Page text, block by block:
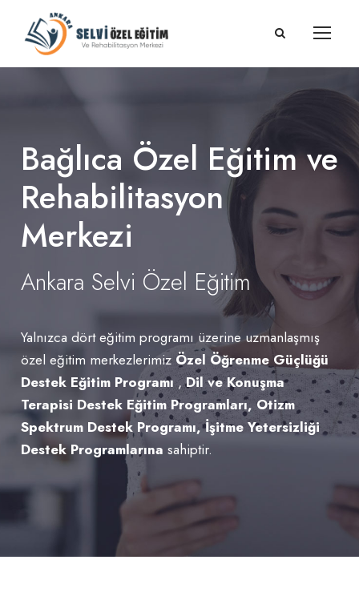
Bağlıca Özel Eğitim ve
Rehabilitasyon
Merkezi
Ankara Selvi Özel Eğitim
Yalnızca dört eğitim programı üzerine uzmanlaşmış
özel eğitim merkezlerimiz Özel Öğrenme Güçlüğü
Destek Eğitim Programı,Dil ve Konuşma
Terapisi Destek Eğitim Programları, Otizm
Spektrum Destek Programı, İşitme Yetersizliği
Destek Programlarına sahiptir.